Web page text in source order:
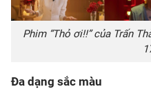
Phim “Thỏ ơi!!” của Trấn
Đa dạng sắc màu